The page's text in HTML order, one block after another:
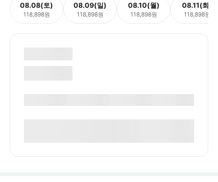
08.08(토)
118,898원
08.09(일)
118,898원
08.10(월)
118,898원
08.11(화)
118,898원